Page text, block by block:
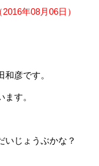
2016年08月06日）
彦です。
す。
いじょうぶかな？